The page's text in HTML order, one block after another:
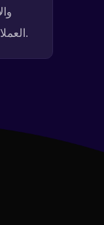
العملات الأوروبية والأمريكية ، وبما أن حسابك بالدولار الأمريكي ، فسيقوم النظام تلقائيًا بتحويل 200 يورو إلى 280 دولارًا أمريكيًا. سيكون لديك هامش 280 دولارًا أمريكيًا في حسابك.